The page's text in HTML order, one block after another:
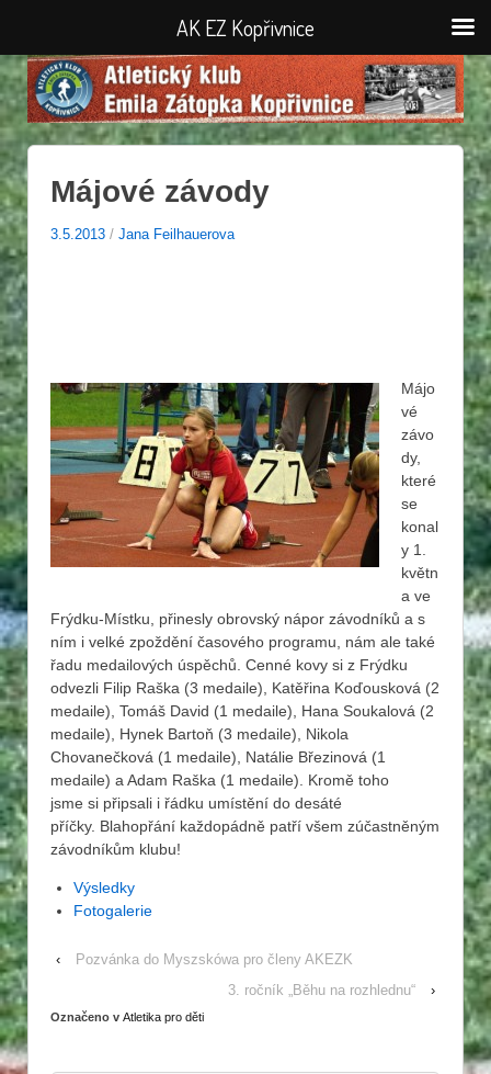
Májové závody
3.5.2013 / Jana Feilhauerova
Májo
vé
závo
dy,
které
se
konal
y 1.
květn
a ve
Frýdku-Místku, přinesly obrovský nápor závodníků a s
ním i velké zpoždění časového programu, nám ale také
řadu medailových úspěchů. Cenné kovy si z Frýdku
odvezli Filip Raška (3 medaile), Katěřina Koďousková (2
medaile), Tomáš David (1 medaile), Hana Soukalová (2
medaile), Hynek Bartoň (3 medaile), Nikola
Chovanečková (1 medaile), Natálie Březinová (1
medaile) a Adam Raška (1 medaile). Kromě toho
jsme si připsali i řádku umístění do desáté
příčky. Blahopřání každopádně patří všem zúčastněným
závodníkům klubu!
Výsledky
Fotogalerie
‹
Pozvánka do Myszskówa pro členy AKEZK
3. ročník „Běhu na rozhlednu“
›
Označeno v Atletika pro děti
AK EZ Kopřivnice